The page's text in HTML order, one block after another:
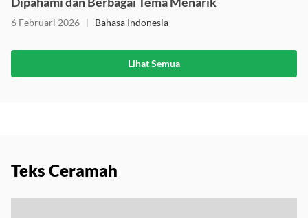
6 Februari 2026 | Bahasa Indonesia
Lihat Semua
Teks Ceramah